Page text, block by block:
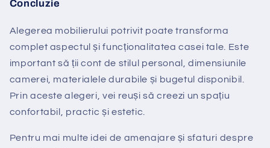
Concluzie
Alegerea mobilierului potrivit poate transforma
complet aspectul și funcționalitatea casei tale. Este
important să ții cont de stilul personal, dimensiunile
camerei, materialele durabile și bugetul disponibil.
Prin aceste alegeri, vei reuși să creezi un spațiu
confortabil, practic și estetic.
Pentru mai multe idei de amenajare și sfaturi despre